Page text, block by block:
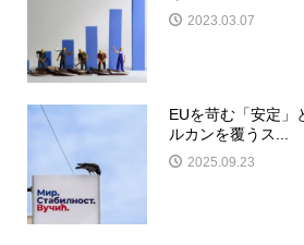
2023.03.07
EUを苛む「安定」
ルカンを覆うス...
2025.09.23